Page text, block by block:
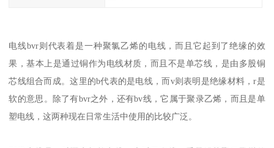
电线bvr则代表着是一种聚氯乙烯的电线，而且它起到了绝缘的效
果，基本上是通过铜作为电线材质，而且不是单芯线，是由多股铜
芯线组合而成。这里的b代表的是电线，而v则表明是绝缘材料，r是
软的意思。除了有bvr之外，还有bv线，它属于聚录乙烯，而且是单
塑电线，这两种现在日常生活中使用的比较广泛。